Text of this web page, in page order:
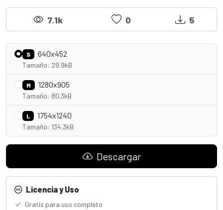
7.1k 0 5
S 640x452
Tamaño: 29.9kB
M 1280x905
Tamaño: 80.3kB
L 1754x1240
Tamaño: 134.3kB
Descargar
Licencia y Uso
Gratis para uso completo